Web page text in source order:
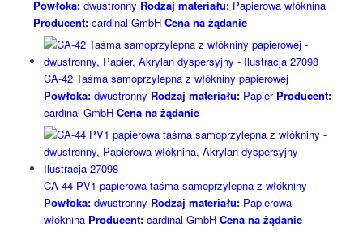
Powłoka:dwustronny Rodzaj materiału:Papierowa włóknina
Producent:cardinal GmbH Cena na żądanie
CA-42 Taśma samoprzylepna z włókniny papierowej
Powłoka:dwustronny Rodzaj materiału:Papier Producent:
cardinal GmbH Cena na żądanie
CA-44 PV1 papierowa taśma samoprzylepna z włókniny
Powłoka:dwustronny Rodzaj materiału:Papierowa
włóknina Producent:cardinal GmbH Cena na żądanie